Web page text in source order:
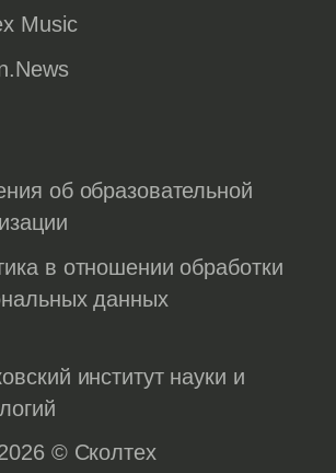
Music
об образовательной
в отношении обработки
данных
институт науки и
© Сколтех